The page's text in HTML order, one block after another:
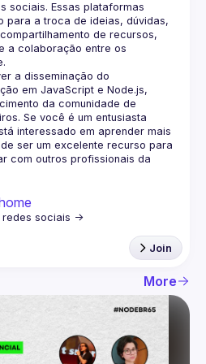
sociais. Essas plataformas
para a troca de ideias, dúvidas,
de recursos,
a colaboração entre os
a disseminação do
em JavaScript e Node.js,
da comunidade de
Se você é um entusiasta
interessado em aprender mais
ser um excelente recurso para
com outros profissionais da
Join
More